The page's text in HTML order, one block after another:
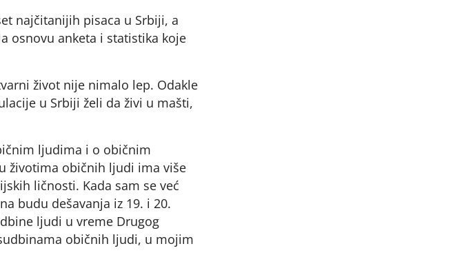
najčitanijih pisaca u Srbiji, a
osnovu anketa i statistika koje
život nije nimalo lep. Odakle
u Srbiji želi da živi u mašti,
ljudima i o običnim
životima običnih ljudi ima više
ličnosti. Kada sam se već
budu dešavanja iz 19. i 20.
ljudi u vreme Drugog
običnih ljudi, u mojim